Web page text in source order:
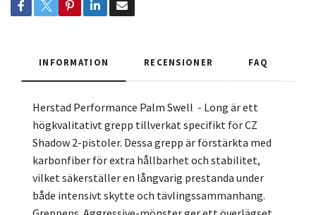
INFORMATION RECENSIONER FAQ
Herstad Performance Palm Swell - Long är ett
högkvalitativt grepp tillverkat specifikt för CZ
Shadow 2-pistoler. Dessa grepp är förstärkta med
karbonfiber för extra hållbarhet och stabilitet,
vilket säkerställer en långvarig prestanda under
både intensivt skytte och tävlingssammanhang.